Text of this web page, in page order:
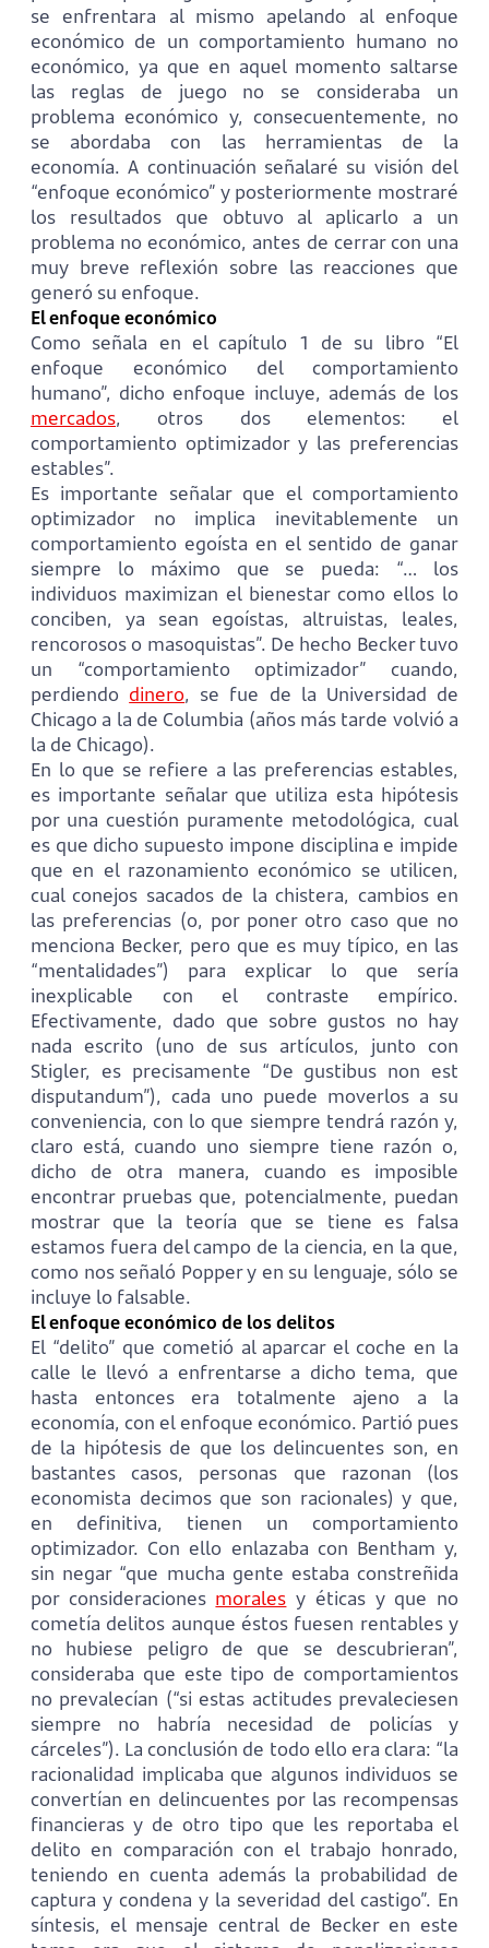
se enfrentara al mismo apelando al enfoque
económico de un comportamiento humano no
económico, ya que en aquel momento saltarse
las reglas de juego no se consideraba un
problema económico y, consecuentemente, no
se abordaba con las herramientas de la
economía. A continuación señalaré su visión del
“enfoque económico” y posteriormente mostraré
los resultados que obtuvo al aplicarlo a un
problema no económico, antes de cerrar con una
muy breve reflexión sobre las reacciones que
generó su enfoque.
El enfoque económico
Como señala en el capítulo 1 de su libro “El
enfoque económico del comportamiento
humano”, dicho enfoque incluye, además de los
mercados, otros dos elementos: el
comportamiento optimizador y las preferencias
estables”.
Es importante señalar que el comportamiento
optimizador no implica inevitablemente un
comportamiento egoísta en el sentido de ganar
siempre lo máximo que se pueda: “… los
individuos maximizan el bienestar como ellos lo
conciben, ya sean egoístas, altruistas, leales,
rencorosos o masoquistas”. De hecho Becker tuvo
un “comportamiento optimizador” cuando,
perdiendo dinero, se fue de la Universidad de
Chicago a la de Columbia (años más tarde volvió a
la de Chicago).
En lo que se refiere a las preferencias estables,
es importante señalar que utiliza esta hipótesis
por una cuestión puramente metodológica, cual
es que dicho supuesto impone disciplina e impide
que en el razonamiento económico se utilicen,
cual conejos sacados de la chistera, cambios en
las preferencias (o, por poner otro caso que no
menciona Becker, pero que es muy típico, en las
“mentalidades”) para explicar lo que sería
inexplicable con el contraste empírico.
Efectivamente, dado que sobre gustos no hay
nada escrito (uno de sus artículos, junto con
Stigler, es precisamente “De gustibus non est
disputandum”), cada uno puede moverlos a su
conveniencia, con lo que siempre tendrá razón y,
claro está, cuando uno siempre tiene razón o,
dicho de otra manera, cuando es imposible
encontrar pruebas que, potencialmente, puedan
mostrar que la teoría que se tiene es falsa
estamos fuera del campo de la ciencia, en la que,
como nos señaló Popper y en su lenguaje, sólo se
incluye lo falsable.
El enfoque económico de los delitos
El “delito” que cometió al aparcar el coche en la
calle le llevó a enfrentarse a dicho tema, que
hasta entonces era totalmente ajeno a la
economía, con el enfoque económico. Partió pues
de la hipótesis de que los delincuentes son, en
bastantes casos, personas que razonan (los
economista decimos que son racionales) y que,
en definitiva, tienen un comportamiento
optimizador. Con ello enlazaba con Bentham y,
sin negar “que mucha gente estaba constreñida
por consideraciones morales y éticas y que no
cometía delitos aunque éstos fuesen rentables y
no hubiese peligro de que se descubrieran”,
consideraba que este tipo de comportamientos
no prevalecían (“si estas actitudes prevaleciesen
siempre no habría necesidad de policías y
cárceles”). La conclusión de todo ello era clara: “la
racionalidad implicaba que algunos individuos se
convertían en delincuentes por las recompensas
financieras y de otro tipo que les reportaba el
delito en comparación con el trabajo honrado,
teniendo en cuenta además la probabilidad de
captura y condena y la severidad del castigo”. En
síntesis, el mensaje central de Becker en este